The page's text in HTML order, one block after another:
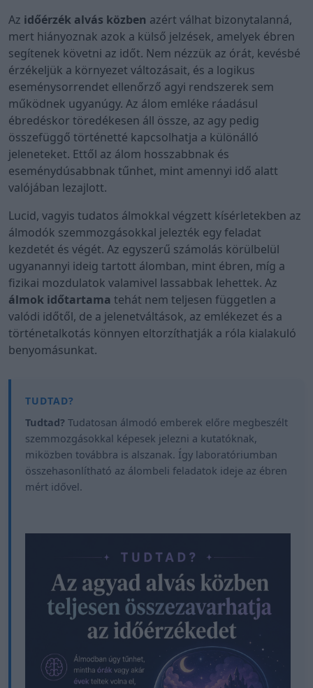
Az időérzék alvás közben azért válhat bizonytalanná,
mert hiányoznak azok a külső jelzések, amelyek ébren
segítenek követni az időt. Nem nézzük az órát, kevésbé
érzékeljük a környezet változásait, és a logikus
eseménysorrendet ellenőrző agyi rendszerek sem
működnek ugyanúgy. Az álom emléke ráadásul
ébredéskor töredékesen áll össze, az agy pedig
összefüggő történetté kapcsolhatja a különálló
jeleneteket. Ettől az álom hosszabbnak és
eseménydúsabbnak tűnhet, mint amennyi idő alatt
valójában lezajlott.
Lucid, vagyis tudatos álmokkal végzett kísérletekben az
álmodók szemmozgásokkal jelezték egy feladat
kezdetét és végét. Az egyszerű számolás körülbelül
ugyanannyi ideig tartott álomban, mint ébren, míg a
fizikai mozdulatok valamivel lassabbak lehettek. Az
álmok időtartama tehát nem teljesen független a
valódi időtől, de a jelenetváltások, az emlékezet és a
történetalkotás könnyen eltorzíthatják a róla kialakuló
benyomásunkat.
Tudtad? Tudatosan álmodó emberek előre megbeszélt
szemmozgásokkal képesek jelezni a kutatóknak,
miközben továbbra is alszanak. Így laboratóriumban
összehasonlítható az álombeli feladatok ideje az ébren
mért idővel.